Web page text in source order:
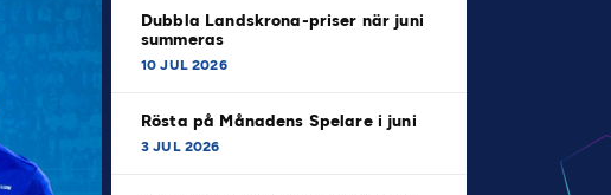
Dubbla Landskrona-priser när juni
summeras
10 JUL 2026
Rösta på Månadens Spelare i juni
3 JUL 2026